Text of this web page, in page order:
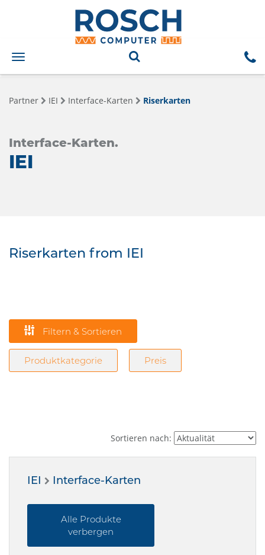
Toggle
navigation
Partner IEI Interface-Karten Riserkarten
Interface-Karten.
IEI
Riserkarten from IEI
Filtern & Sortieren
Produktkategorie Preis
Sortieren nach:
IEI Interface-Karten
Alle Produkte
verbergen